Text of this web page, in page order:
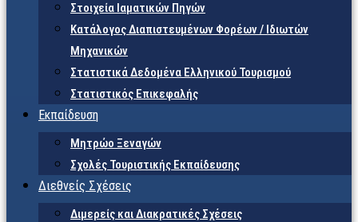
Στοιχεία Ιαματικών Πηγών
Κατάλογος Διαπιστευμένων Φορέων / Ιδιωτών
Μηχανικών
Στατιστικά Δεδομένα Ελληνικού Τουρισμού
Στατιστικός Επικεφαλής
Εκπαίδευση
Μητρώο Ξεναγών
Σχολές Τουριστικής Εκπαίδευσης
Διεθνείς Σχέσεις
Διμερείς και Διακρατικές Σχέσεις